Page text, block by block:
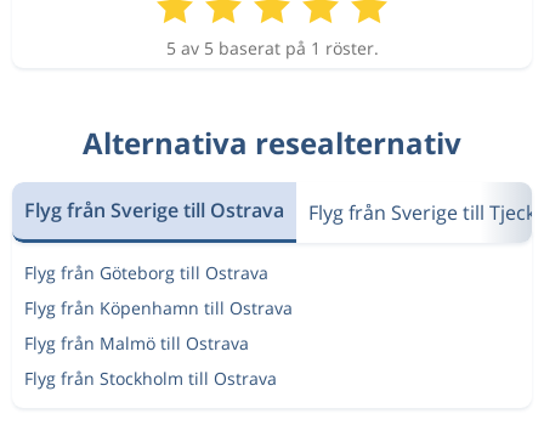
5 av 5 baserat på 1 röster.
Alternativa resealternativ
Flyg från Sverige till Ostrava Flyg från Sverige till
Flyg från Göteborg till Ostrava
Flyg från Köpenhamn till Ostrava
Flyg från Malmö till Ostrava
Flyg från Stockholm till Ostrava